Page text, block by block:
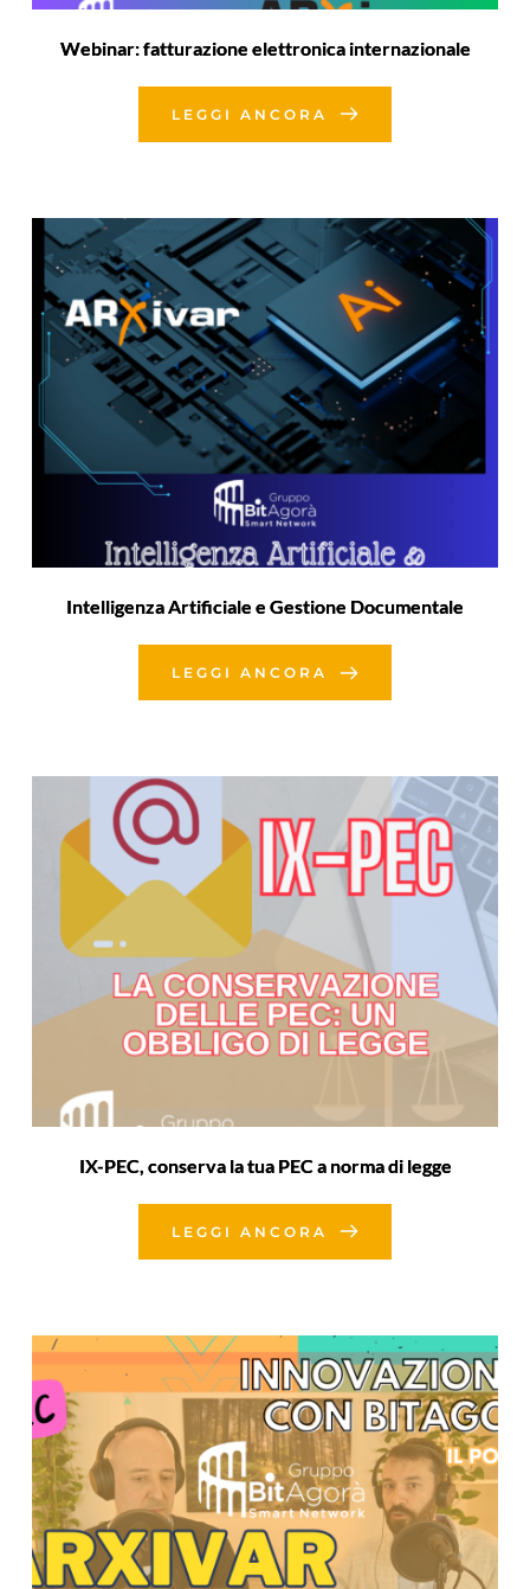
Webinar: fatturazione elettronica internazionale
LEGGI ANCORA
Intelligenza Artificiale e Gestione Documentale
LEGGI ANCORA
IX-PEC, conserva la tua PEC a norma di legge
LEGGI ANCORA